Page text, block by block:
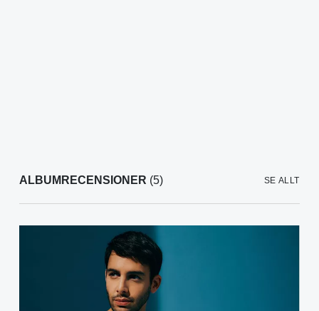
ALBUMRECENSIONER (5) SE ALLT